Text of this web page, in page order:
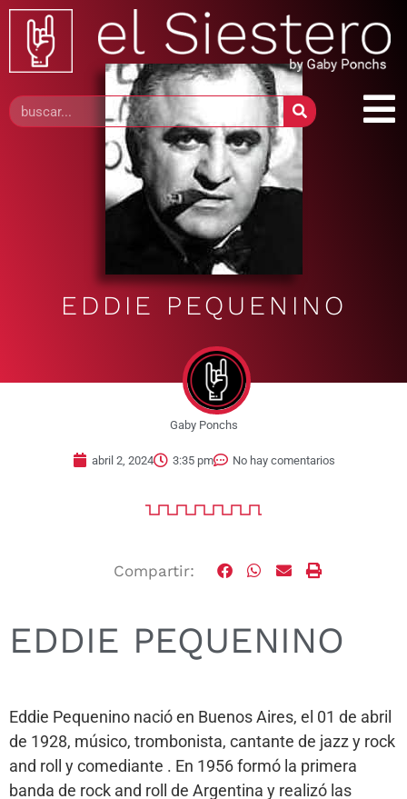
EDDIE PEQUENINO
Gaby Ponchs
abril 2, 2024 3:35 pm No hay comentarios
Compartir:
EDDIE PEQUENINO
Eddie Pequenino nació en Buenos Aires, el 01 de abril
de 1928, músico, trombonista, cantante de jazz y rock
and roll y comediante . En 1956 formó la primera
banda de rock and roll de Argentina y realizó las